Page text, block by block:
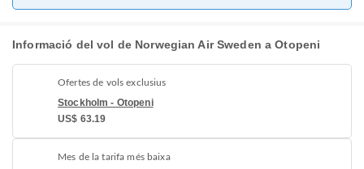
Informació del vol de Norwegian Air Sweden a Otopeni
Ofertes de vols exclusius
Stockholm - Otopeni
US$ 63.19
Mes de la tarifa més baixa